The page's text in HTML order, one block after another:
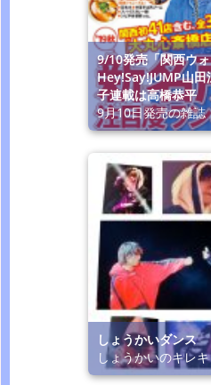
9/10発売「関西ウ
Hey!Say!JUMP山
子連載は高橋恭平
9月10日発売の雑誌
しょうかいダンス
しょうかいのキレ